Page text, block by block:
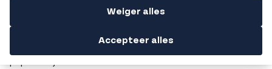
Weiger alles
Accepteer alles
gewoon aan het klussen bent in de schuur. Dit compacte en
slijpen en nog veel meer. Niet voor niets is de multitool zo
populair bij vakmensen en thuisklussers.